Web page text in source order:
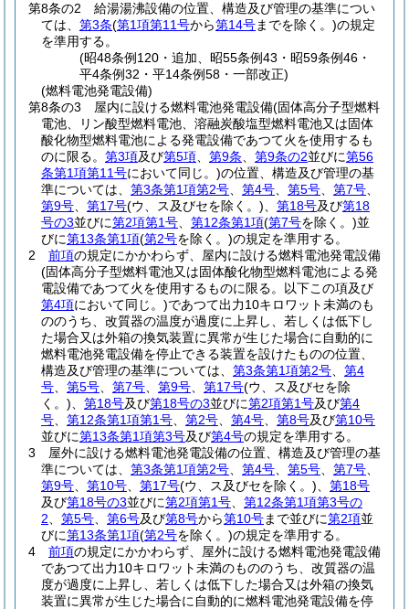
第8条の2
給湯湯沸設備の位置、構造及び管理の基準につい
ては、 第3条(第1項第11号から第14号までを除く。)の規定
を準用する。
(昭48条例120・追加、昭55条例43・昭59条例46・
平4条例32・平14条例58・一部改正)
(燃料電池発電設備)
第8条の3
屋内に設ける燃料電池発電設備(固体高分子型燃料
電池、リン酸型燃料電池、溶融炭酸塩型燃料電池又は固体
酸化物型燃料電池による発電設備であつて火を使用するも
のに限る。 第3項及び第5項 第9条 第9条の2並びに第56
条第1項第11号において同じ。)の位置、構造及び管理の基
準については、 第3条第1項第2号 第4号 第5号 第7号
第9号
第17号(ウ、ス及びセを除く。) 第18号及び第18
号の3並びに第2項第1号 第12条第1項(第7号を除く。)並
びに第13条第1項(第2号を除く。)の規定を準用する。
2
前項の規定にかかわらず、屋内に設ける燃料電池発電設備
(固体高分子型燃料電池又は固体酸化物型燃料電池による発
電設備であつて火を使用するものに限る。以下この項及び
第4項において同じ。)であつて出力10キロワット未満のも
ののうち、改質器の温度が過度に上昇し、若しくは低下し
た場合又は外箱の換気装置に異常が生じた場合に自動的に
燃料電池発電設備を停止できる装置を設けたものの位置、
構造及び管理の基準については、 第3条第1項第2号
第4
号
第5号 第7号 第9号 第17号(ウ、ス及びセを除
く。)
第18号及び第18号の3並びに第2項第1号及び第4
号
第12条第1項第1号 第2号 第4号 第8号及び第10号
並びに第13条第1項第3号及び第4号の規定を準用する。
3
屋外に設ける燃料電池発電設備の位置、構造及び管理の基
準については、 第3条第1項第2号 第4号 第5号 第7号
第9号
第10号 第17号(ウ、ス及びセを除く。)
第18号
及び第18号の3並びに第2項第1号
第12条第1項第3号の
2
第5号 第6号及び第8号から第10号まで並びに第2項並
びに第13条第1項(第2号を除く。)の規定を準用する。
4
前項の規定にかかわらず、屋外に設ける燃料電池発電設備
であつて出力10キロワット未満のもののうち、改質器の温
度が過度に上昇し、若しくは低下した場合又は外箱の換気
装置に異常が生じた場合に自動的に燃料電池発電設備を停